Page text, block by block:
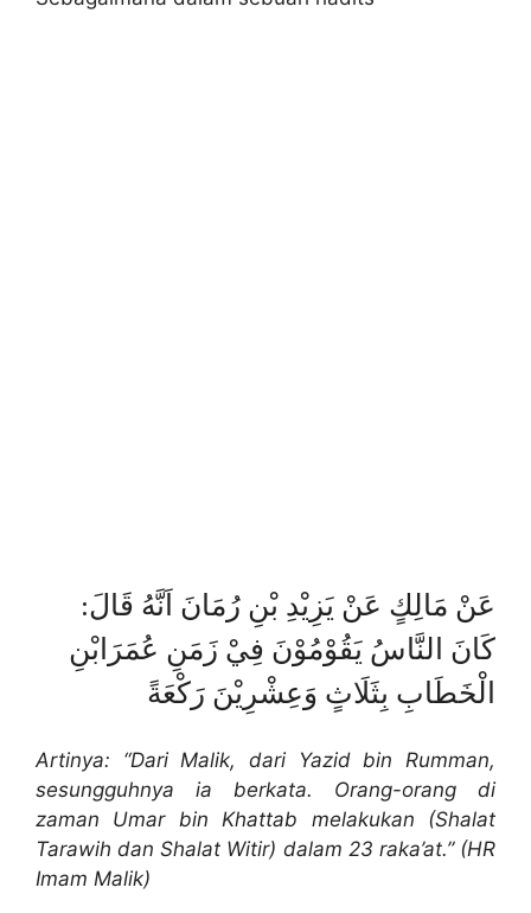
عَنْ مَالِكٍ عَنْ يَزِيْدِ بْنِ رُمَانَ اَنَّهُ قَالَ:
كَانَ النَّاسُ يَقُوْمُوْنَ فِيْ زَمَنِ عُمَرَابْنِ
الْخَطَابِ بِثَلَاثٍ وَعِشْرِيْنَ رَكْعَةً
Artinya: “Dari Malik, dari Yazid bin Rumman,
sesungguhnya ia berkata. Orang-orang di
zaman Umar bin Khattab melakukan (Shalat
Tarawih dan Shalat Witir) dalam 23 raka’at.” (HR
Imam Malik)